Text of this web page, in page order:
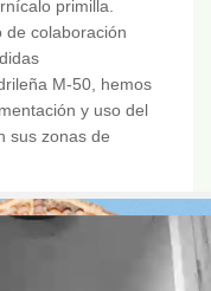
primilla.
de colaboración
M-50, hemos
y uso del
sus zonas de